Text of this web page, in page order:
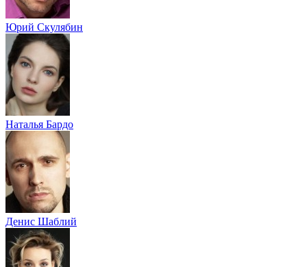
Юрий Скулябин
Наталья Бардо
Денис Шаблий